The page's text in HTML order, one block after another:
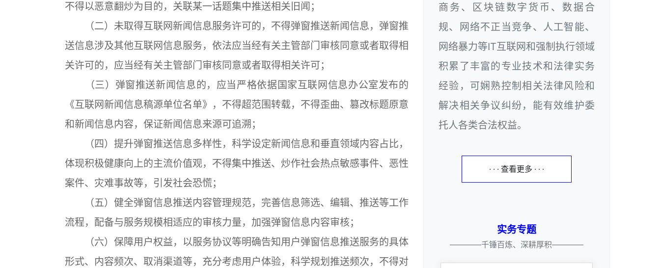
不得以恶意翻炒为目的，关联某一话题集中推送相关旧闻；
（二）未取得互联网新闻信息服务许可的，不得弹窗推送新闻信息，弹窗推
送信息涉及其他互联网信息服务，依法应当经有关主管部门审核同意或者取得相
关许可的，应当经有关主管部门审核同意或者取得相关许可；
（三）弹窗推送新闻信息的，应当严格依据国家互联网信息办公室发布的
《互联网新闻信息稿源单位名单》，不得超范围转载，不得歪曲、篡改标题原意
和新闻信息内容，保证新闻信息来源可追溯；
（四）提升弹窗推送信息多样性，科学设定新闻信息和垂直领域内容占比，
体现积极健康向上的主流价值观，不得集中推送、炒作社会热点敏感事件、恶性
案件、灾难事故等，引发社会恐慌；
（五）健全弹窗信息推送内容管理规范，完善信息筛选、编辑、推送等工作
流程，配备与服务规模相适应的审核力量，加强弹窗信息内容审核；
（六）保障用户权益，以服务协议等明确告知用户弹窗信息推送服务的具体
形式、内容频次、取消渠道等，充分考虑用户体验，科学规划推送频次，不得对
商务、区块链数字货币、数据合
规、网络不正当竞争、人工智能、
网络暴力等IT互联网和强制执行领域
积累了丰富的专业技术和法律实务
经验，可娴熟控制相关法律风险和
解决相关争议纠纷，能有效维护委
托人各类合法权益。
· · · 查看更多 · · ·
实务专题
————千锤百炼、深耕厚积————